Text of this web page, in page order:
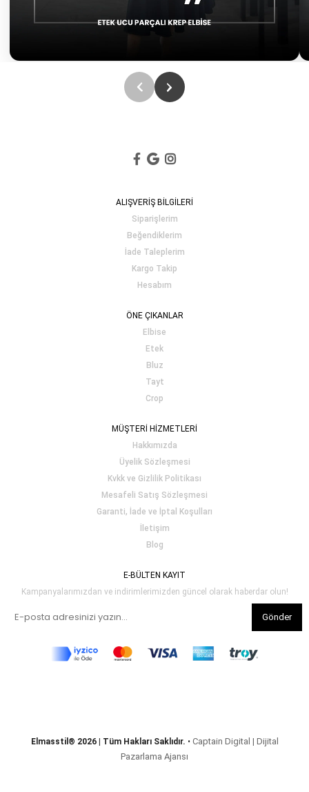
ALIŞVERİŞ BİLGİLERİ
Siparişlerim
Beğendiklerim
İade Taleplerim
Kargo Takip
Hesabım
ÖNE ÇIKANLAR
Elbise
Etek
Bluz
Tayt
Crop
MÜŞTERİ HİZMETLERİ
Hakkımızda
Üyelik Sözleşmesi
Kvkk ve Gizlilik Politikası
Mesafeli Satış Sözleşmesi
Garanti, İade ve İptal Koşulları
İletişim
Blog
E-BÜLTEN KAYIT
Kampanyalarımızdan ve indirimlerimizden güncel olarak haberdar olun!
Gönder
Elmasstil® 2026 | Tüm Hakları Saklıdır. • Captain Digital | Dijital
Pazarlama Ajansı